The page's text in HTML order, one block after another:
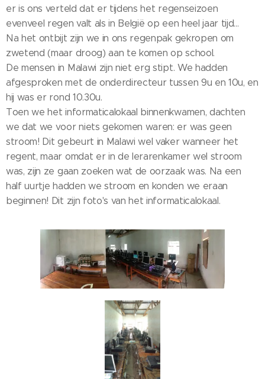
er is ons verteld dat er tijdens het regenseizoen
evenveel regen valt als in België op een heel jaar tijd...
Na het ontbijt zijn we in ons regenpak gekropen om
zwetend (maar droog) aan te komen op school.
De mensen in Malawi zijn niet erg stipt. We hadden
afgesproken met de onderdirecteur tussen 9u en 10u, en
hij was er rond 10.30u.
Toen we het informaticalokaal binnenkwamen, dachten
we dat we voor niets gekomen waren: er was geen
stroom! Dit gebeurt in Malawi wel vaker wanneer het
regent, maar omdat er in de lerarenkamer wel stroom
was, zijn ze gaan zoeken wat de oorzaak was. Na een
half uurtje hadden we stroom en konden we eraan
beginnen! Dit zijn foto's van het informaticalokaal.